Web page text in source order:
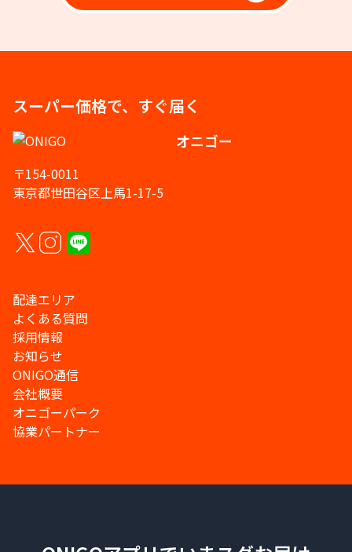
スーパー価格で、すぐ届く
オニゴー
〒154-0011
東京都世田谷区上馬1-17-5
配達エリア
よくある質問
採用情報
お知らせ
ONIGO通信
会社概要
オニゴーパーク
協業パートナー